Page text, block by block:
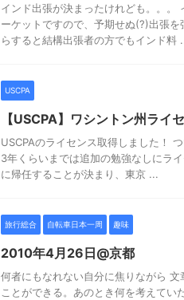
インド出張が決まったけれども。。。
ーケットですので、予期せぬ(?)出張
らすると結構出張者の方でもインド料
USCPA
【USCPA】ワシントン州ライ
USCPAのライセンス取得しました！
3年くらいまでは追加の勉強なしにラ
に帰任することが決まり、東京 ...
旅行総合 自転車日本一周 趣味
2010年4月26日@京都
何者にもなれない自分に焦りながら
ことができる。あのとき何を考えてい